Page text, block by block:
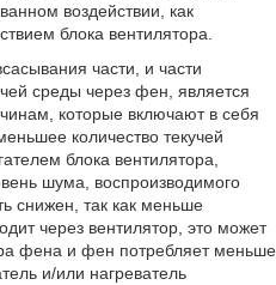
воздействии, как
блока вентилятора.
части, и части
среды через фен, является
которые включают в себя
количество текучей
блока вентилятора,
шума, воспроизводимого
снижен, так как меньше
через вентилятор, это может
фена и фен потребляет меньше
и/или нагреватель